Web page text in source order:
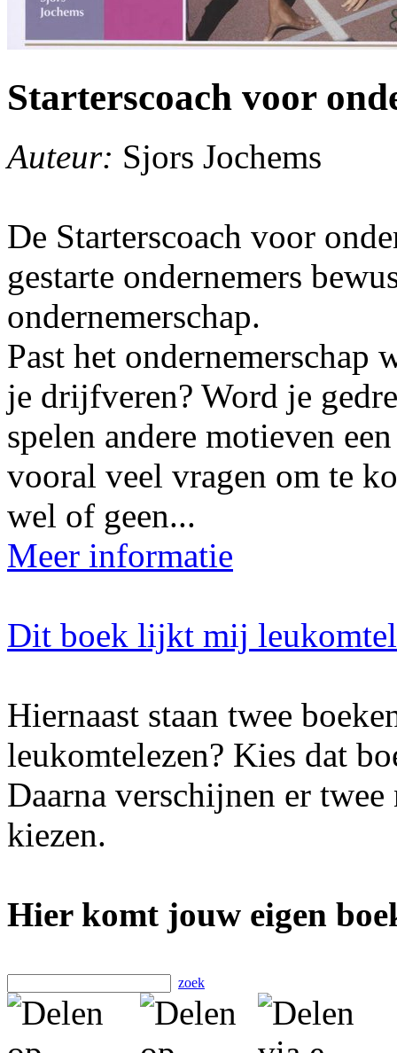
Starterscoach voor
Auteur: Sjors Jochems
De Starterscoach voor
gestarte ondernemers
ondernemerschap.
Past het
je drijfveren? Word je
spelen andere motieven
vooral veel vragen om te
wel of geen...
Meer informatie
Dit boek lijkt mij
Hiernaast staan twee
leukomtelezen? Kies dat
Daarna verschijnen er
kiezen.
Hier komt jouw eigen
zoek